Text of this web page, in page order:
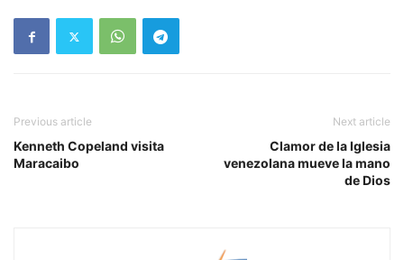
Previous article
Kenneth Copeland visita
Maracaibo
Next article
Clamor de la Iglesia
venezolana mueve la mano
de Dios